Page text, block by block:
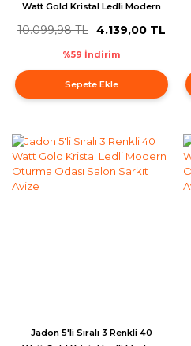
Watt Gold Kristal Ledli Modern
10.099,98 TL 4.139,00 TL
%59 İndirim
Sepete Ekle
Jadon 5'li Sıralı 3 Renkli 40